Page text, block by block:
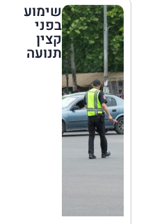
שימוע
בפני
קצין
תנועה